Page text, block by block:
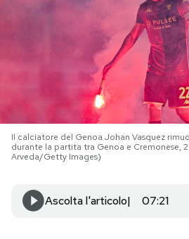
Sport
PODCAST
NEWSLETTER
SHOP
Il calciatore del Genoa Johan Vasquez
durante la partita tra Genoa e Cremonese,
Arveda/Getty Images)
Ascolta l'articolo 07:21